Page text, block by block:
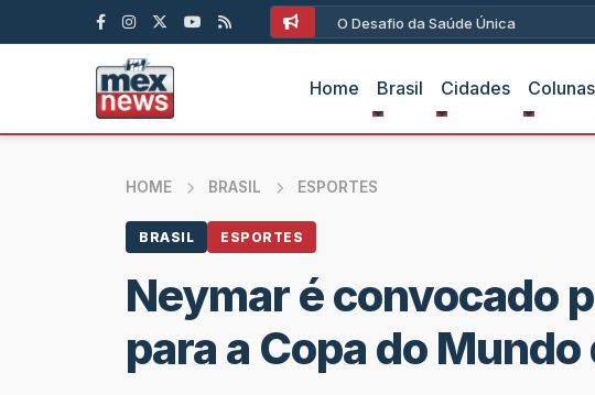
O Desafio da Saúde Única
Home Brasil Cidades Colunas
HOME BRASIL ESPORTES
BRASIL ESPORTES
Neymar é convocado
para a Copa do